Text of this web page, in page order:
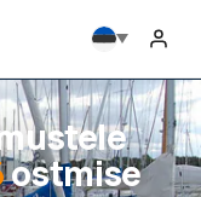
ostmise